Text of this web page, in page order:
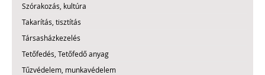
Szórakozás, kultúra
Takarítás, tisztítás
Társasházkezelés
Tetőfedés, Tetőfedő anyag
Tűzvédelem, munkavédelem